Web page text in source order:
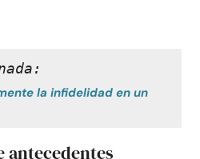
la infidelidad en un
antecedentes